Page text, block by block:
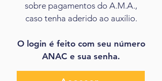
sobre pagamentos do A.M.A.,
caso tenha aderido ao auxílio.
O login é feito com seu número
ANAC e sua senha.